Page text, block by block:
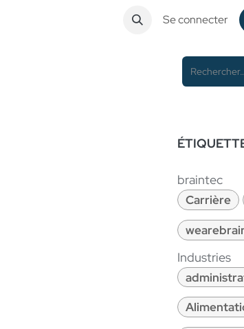
Se connecter
braintec
Carrière
Industries